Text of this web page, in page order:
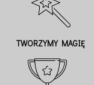
TWORZYMY MAGIĘ